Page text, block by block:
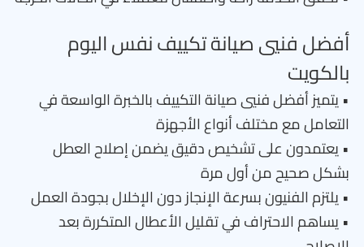
أفضل فنيي صيانة تكييف نفس اليوم
بالكويت
• يتميز أفضل فنيي صيانة التكييف بالخبرة الواسعة في
التعامل مع مختلف أنواع الأجهزة
• يعتمدون على تشخيص دقيق يضمن إصلاح العطل
بشكل صحيح من أول مرة
• يلتزم الفنيون بسرعة الإنجاز دون الإخلال بجودة العمل
• يساهم الاحتراف في تقليل الأعطال المتكررة بعد